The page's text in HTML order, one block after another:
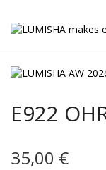
E922
35,00 €